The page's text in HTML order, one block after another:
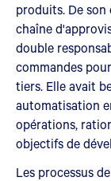
produits. De son
chaîne
double
commandes
tiers. Elle avait
automatisation
opérations,
objectifs de
Les processus